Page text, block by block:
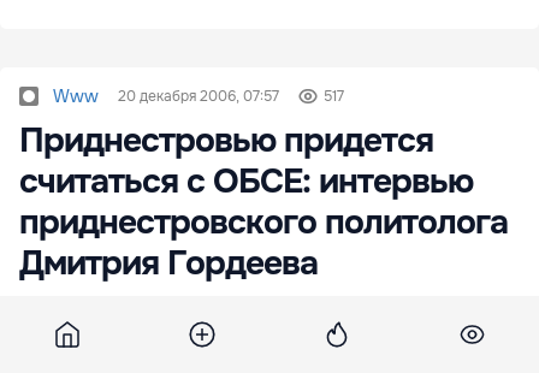
Www 20 декабря 2006, 07:57 517
Приднестровью придется
считаться с ОБСЕ: интервью
приднестровского политолога
Дмитрия Гордеева
Дмитрий Гордеев - кандидат политических
наук, заведующий кафедрой журналистики в